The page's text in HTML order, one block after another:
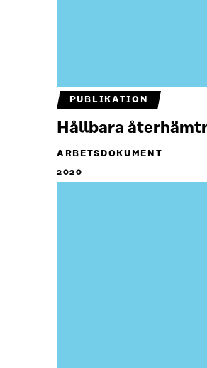
PUBLIKATION
Hållbara
ARBETSDOKUMENT
2020